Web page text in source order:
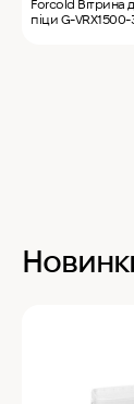
Forcold Вітрина
піци G-